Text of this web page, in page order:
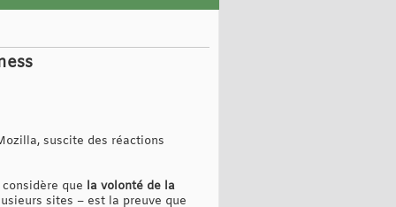
suscite des réactions
que la volonté de la
sites – est la preuve que